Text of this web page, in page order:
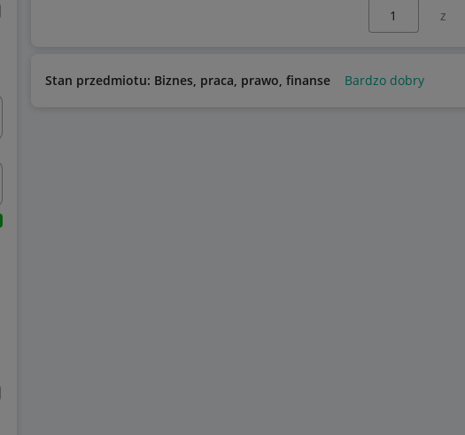
z
Stan przedmiotu: Biznes, praca, prawo, finanse Bardzo dobry